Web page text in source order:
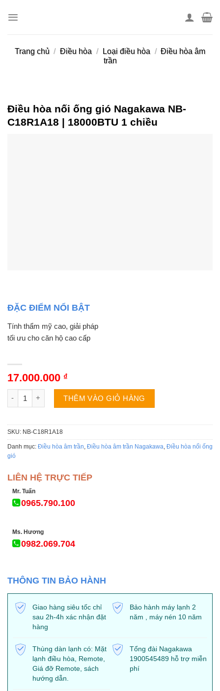
Trang chủ / Điều hòa / Loại điều hòa / Điều hòa âm
trần
Điều hòa nối ống gió Nagakawa NB-
C18R1A18 | 18000BTU 1 chiều
ĐẶC ĐIỂM NỔI BẬT
Tính thẩm mỹ cao, giải pháp
tối ưu cho căn hộ cao cấp
17.000.000 ₫
Điều hòa nối ống gió Nagakawa NB-C18R1A18 | 18000BTU 1
THÊM VÀO GIỎ HÀNG
SKU: NB-C18R1A18
Danh mục: Điều hòa âm trần, Điều hòa âm trần Nagakawa, Điều hòa nối ống
gió
LIÊN HỆ TRỰC TIẾP
Mr. Tuấn
0965.790.100
Ms. Hương
0982.069.704
THÔNG TIN BẢO HÀNH
Giao hàng siêu tốc chỉ
sau 2h-4h xác nhận đặt
hàng
Bảo hành máy lạnh 2
năm , máy nén 10 năm
Thùng dàn lạnh có: Mặt
lạnh điều hòa, Remote,
Giá đỡ Remote, sách
hướng dẫn.
Tổng đài Nagakawa
1900545489 hỗ trợ miễn
phí